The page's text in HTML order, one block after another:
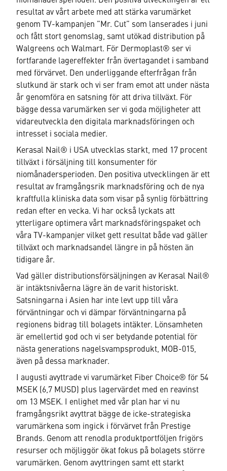
resultat av vårt arbete med att stärka varumärket
genom TV-kampanjen ”Mr. Cut” som lanserades i juni
och fått stort genomslag, samt utökad distribution på
Walgreens och Walmart. För Dermoplast® ser vi
fortfarande lagereffekter från övertagandet i samband
med förvärvet. Den underliggande efterfrågan från
slutkund är stark och vi ser fram emot att under nästa
år genomföra en satsning för att driva tillväxt. För
bägge dessa varumärken ser vi goda möjligheter att
vidareutveckla den digitala marknadsföringen och
intresset i sociala medier.
Kerasal Nail® i USA utvecklas starkt, med 17 procent
tillväxt i försäljning till konsumenter för
niomånadersperioden. Den positiva utvecklingen är ett
resultat av framgångsrik marknadsföring och de nya
kraftfulla kliniska data som visar på synlig förbättring
redan efter en vecka. Vi har också lyckats att
ytterligare optimera vårt marknadsföringspaket och
våra TV-kampanjer vilket gett resultat både vad gäller
tillväxt och marknadsandel längre in på hösten än
tidigare år.
Vad gäller distributionsförsäljningen av Kerasal Nail®
är intäktsnivåerna lägre än de varit historiskt.
Satsningarna i Asien har inte levt upp till våra
förväntningar och vi dämpar förväntningarna på
regionens bidrag till bolagets intäkter. Lönsamheten
är emellertid god och vi ser betydande potential för
nästa generations nagelsvampsprodukt, MOB-015,
även på dessa marknader.
I augusti avyttrade vi varumärket Fiber Choice® för 54
MSEK (6,7 MUSD) plus lagervärdet med en reavinst
om 13 MSEK. I enlighet med vår plan har vi nu
framgångsrikt avyttrat bägge de icke-strategiska
varumärkena som ingick i förvärvet från Prestige
Brands. Genom att renodla produktportföljen frigörs
resurser och möjliggör ökat fokus på bolagets större
varumärken. Genom avyttringen samt ett starkt